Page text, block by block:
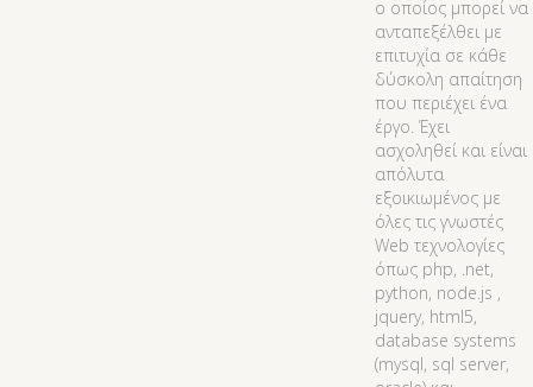
ο οποίος μπορεί να
ανταπεξέλθει με
επιτυχία σε κάθε
δύσκολη απαίτηση
που περιέχει ένα
έργο. Έχει
ασχοληθεί και είναι
απόλυτα
εξοικιωμένος με
όλες τις γνωστές
Web τεχνολογίες
όπως php, .net,
python, node.js ,
jquery, html5,
database systems
(mysql, sql server,